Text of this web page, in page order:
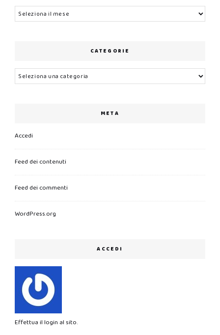
Archivi
CATEGORIE
Categorie
META
Accedi
Feed dei contenuti
Feed dei commenti
WordPress.org
ACCEDI
Effettua il login al sito.